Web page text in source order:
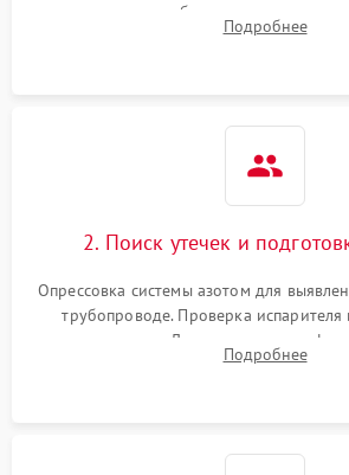
1000 ₽
1800 ₽
сопротивления обмоток мотора,
считывание кодов ошибок с
Подробнее
2. Поиск утечек и
Опрессовка системы азотом для
трубопроводе. Проверка испарителя
течеискателем. Демонтаж старого
продувка капиллярной трубки для
Подробнее